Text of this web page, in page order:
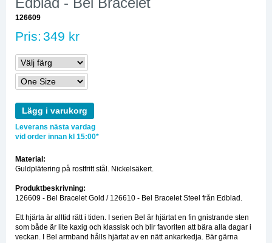
126609
Pris: 349 kr
Lägg i varukorg
Leverans nästa vardag
vid order innan kl 15:00*
Material:
Guldplätering på rostfritt stål. Nickelsäkert.
Produktbeskrivning:
126609 - Bel Bracelet Gold / 126610 - Bel Bracelet Steel från Edblad.
Ett hjärta är alltid rätt i tiden. I serien Bel är hjärtat en fin gnistrande sten
som både är lite kaxig och klassisk och blir favoriten att bära alla dagar i
veckan. I Bel armband hålls hjärtat av en nätt ankarkedja. Bär gärna